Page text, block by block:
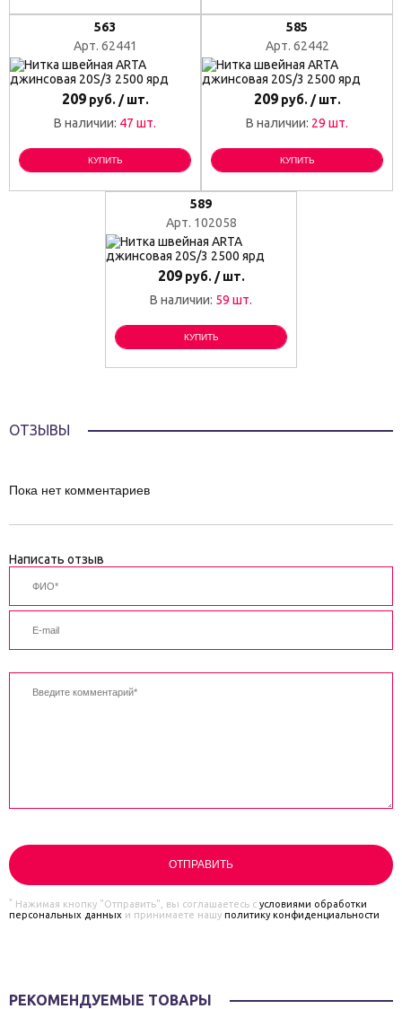
563
Арт. 62441
209руб. / шт.
В наличии: 47 шт.
КУПИТЬ
585
Арт. 62442
209руб. / шт.
В наличии: 29 шт.
КУПИТЬ
589
Арт. 102058
209руб. / шт.
В наличии: 59 шт.
КУПИТЬ
ОТЗЫВЫ
Пока нет комментариев
Написать отзыв
* Нажимая кнопку "Отправить", вы соглашаетесь с условиями обработки
персональных данных и принимаете нашу политику конфиденциальности
РЕКОМЕНДУЕМЫЕ ТОВАРЫ